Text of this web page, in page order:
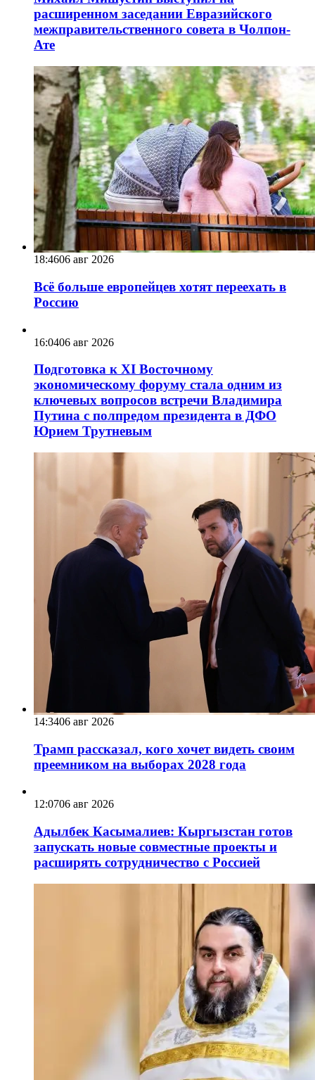
расширенном заседании Евразийского
межправительственного совета в Чолпон-
Ате
18:4606 авг 2026
Всё больше европейцев хотят переехать в
Россию
16:0406 авг 2026
Подготовка к XI Восточному
экономическому форуму стала одним из
ключевых вопросов встречи Владимира
Путина с полпредом президента в ДФО
Юрием Трутневым
14:3406 авг 2026
Трамп рассказал, кого хочет видеть своим
преемником на выборах 2028 года
12:0706 авг 2026
Адылбек Касымалиев: Кыргызстан готов
запускать новые совместные проекты и
расширять сотрудничество с Россией